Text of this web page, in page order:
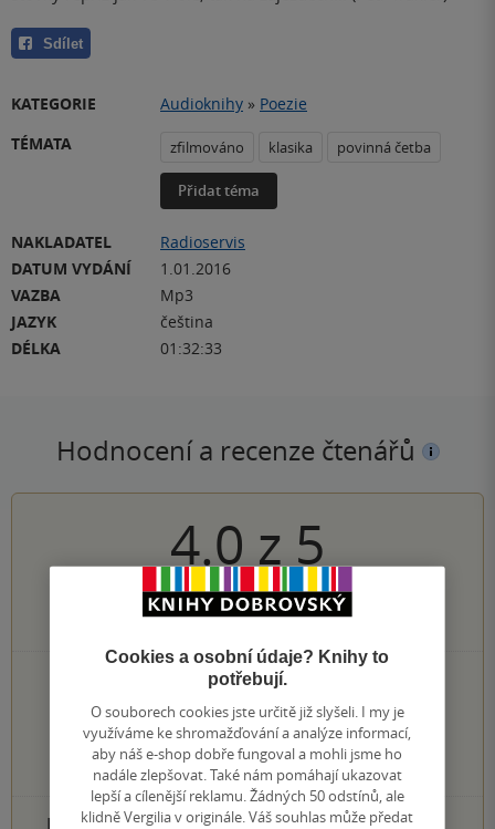
Sdílet
KATEGORIE Audioknihy » Poezie
TÉMATA
zfilmováno klasika povinná četba
Přidat téma
NAKLADATEL
Radioservis
DATUM VYDÁNÍ
1.01.2016
VAZBA
Mp3
JAZYK
čeština
DÉLKA
01:32:33
Hodnocení a recenze čtenářů
4.0 z 5
579hodnocení čtenářů
269×
5 hvězdiček
149×
4 hvězdičky
100×
3 hvězdičky
39×
2 hvězdičky
22×
1 hvezdička
Cookies a osobní údaje? Knihy to
potřebují.
O souborech cookies jste určitě již slyšeli. I my je
využíváme ke shromažďování a analýze informací,
aby náš e-shop dobře fungoval a mohli jsme ho
nadále zlepšovat. Také nám pomáhají ukazovat
lepší a cílenější reklamu. Žádných 50 odstínů, ale
klidně Vergilia v originále. Váš souhlas může předat